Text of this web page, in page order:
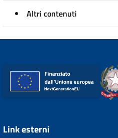
Altri contenuti
Link esterni